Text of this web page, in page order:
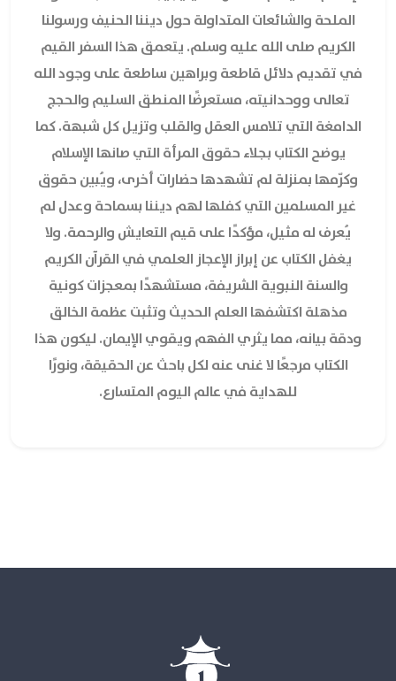
الملحة والشائعات المتداولة حول ديننا الحنيف ورسولنا
الكريم صلى الله عليه وسلم. يتعمق هذا السفر القيم
في تقديم دلائل قاطعة وبراهين ساطعة على وجود الله
تعالى ووحدانيته، مستعرضًا المنطق السليم والحجج
الدامغة التي تلامس العقل والقلب وتزيل كل شبهة. كما
يوضح الكتاب بجلاء حقوق المرأة التي صانها الإسلام
وكرّمها بمنزلة لم تشهدها حضارات أخرى، ويُبين حقوق
غير المسلمين التي كفلها لهم ديننا بسماحة وعدل لم
يُعرف له مثيل، مؤكدًا على قيم التعايش والرحمة. ولا
يغفل الكتاب عن إبراز الإعجاز العلمي في القرآن الكريم
والسنة النبوية الشريفة، مستشهدًا بمعجزات كونية
مذهلة اكتشفها العلم الحديث وتثبت عظمة الخالق
ودقة بيانه، مما يثري الفهم ويقوي الإيمان. ليكون هذا
الكتاب مرجعًا لا غنى عنه لكل باحث عن الحقيقة، ونورًا
للهداية في عالم اليوم المتسارع.